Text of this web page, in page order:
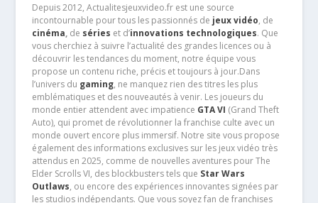
Depuis 2012, Actualitesjeuxvideo.fr est une source
incontournable pour tous les passionnés de jeux vidéo, de
cinéma,de séries et d’innovations technologiques. Que
vous cherchiez à suivre l’actualité des grandes licences ou à
découvrir les tendances du moment, notre équipe vous
propose un contenu riche, précis et toujours à jour.Dans
l’univers du gaming, ne manquez rien des titres les plus
emblématiques et des nouveautés à venir. Les joueurs du
monde entier attendent avec impatience GTA VI (Grand Theft
Auto), qui promet de révolutionner la franchise culte avec un
monde ouvert encore plus immersif. Notre site vous propose
également des informations exclusives sur les jeux vidéo très
attendus en 2025, comme de nouvelles aventures pour The
Elder Scrolls VI, des blockbusters tels que Star Wars
Outlaws, ou encore des expériences innovantes signées par
les studios indépendants. Que vous soyez fan de franchises